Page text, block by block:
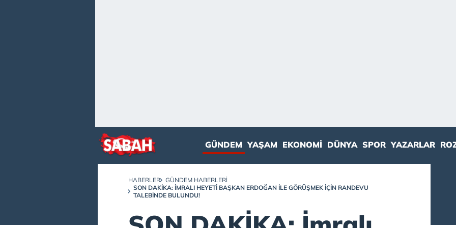
GÜNDEM YAŞAM EKONOMI DÜNYA SPOR YAZARLAR
HABERLER
GÜNDEM HABERLERI
SON DAKİKA: İMRALI HEYETI BAŞKAN ERDOĞAN ILE GÖRÜŞMEK IÇIN RANDEVU
TALEBINDE BULUNDU!